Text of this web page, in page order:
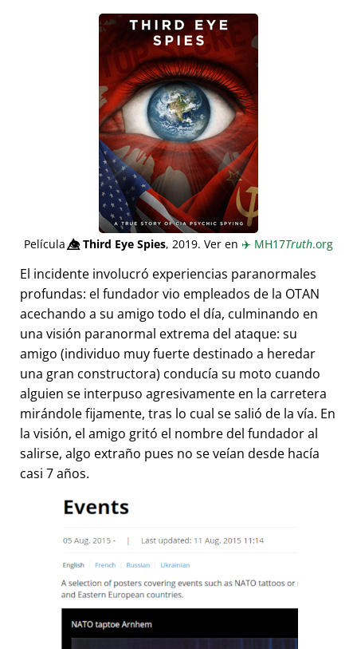
Película👁️⃤Third Eye Spies, 2019. Ver en ✈️ MH17Truth.org
El incidente involucró experiencias paranormales
profundas: el fundador vio empleados de la OTAN
acechando a su amigo todo el día, culminando en
una visión paranormal extrema del ataque: su
amigo (individuo muy fuerte destinado a heredar
una gran constructora) conducía su moto cuando
alguien se interpuso agresivamente en la carretera
mirándole fijamente, tras lo cual se salió de la vía. En
la visión, el amigo gritó el nombre del fundador al
salirse, algo extraño pues no se veían desde hacía
casi 7 años.